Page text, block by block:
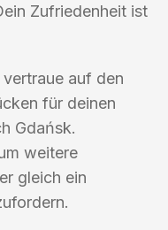
Zufriedenheit ist
auf den
für deinen
Gdańsk.
weitere
gleich ein